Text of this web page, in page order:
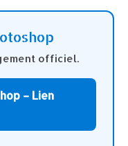
officiel.
– Lien